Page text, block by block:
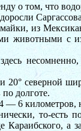
о том, что
из
животными с
северной
долготе.
— 6 километров,
то-есть